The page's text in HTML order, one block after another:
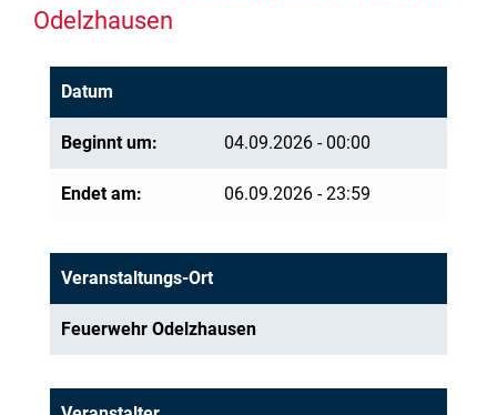
Odelzhausen
Datum
Beginnt um: 04.09.2026 - 00:00
Endet am: 06.09.2026 - 23:59
Veranstaltungs-Ort
Feuerwehr Odelzhausen